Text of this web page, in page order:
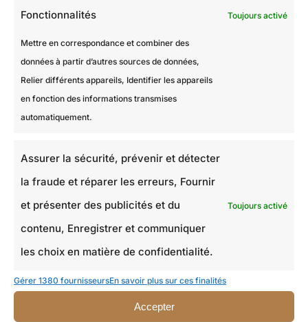
Fonctionnalités Toujours activé
Mettre en correspondance et combiner des
données à partir d’autres sources de données,
Relier différents appareils, Identifier les appareils
en fonction des informations transmises
automatiquement.
Assurer la sécurité, prévenir et détecter
la fraude et réparer les erreurs, Fournir
et présenter des publicités et du
contenu, Enregistrer et communiquer
les choix en matière de confidentialité.
Toujours activé
Gérer 1380 fournisseursEn savoir plus sur ces finalités
Accepter